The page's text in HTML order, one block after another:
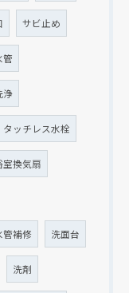
サビ止め
管
浄
タッチレス水栓
室換気扇
管補修 洗面台
洗剤